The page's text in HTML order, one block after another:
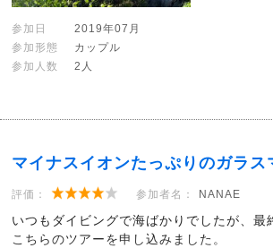
参加日
2019年07月
参加形態
カップル
参加人数
2人
マイナスイオンたっぷりのガラス
評価： 参加者名： NANAE
いつもダイビングで海ばかりでしたが、最
こちらのツアーを申し込みました。